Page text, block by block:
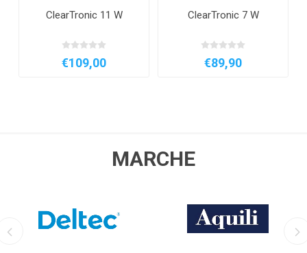
ClearTronic 11 W
€109,00
ClearTronic 7 W
€89,90
MARCHE